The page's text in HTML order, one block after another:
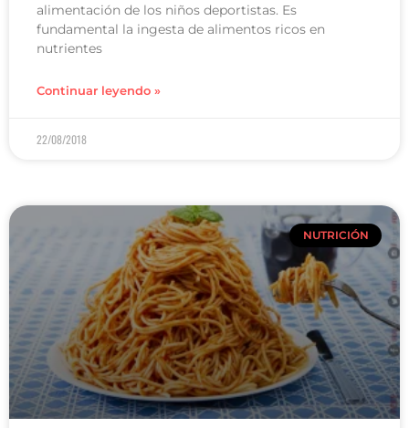
alimentación de los niños deportistas. Es
fundamental la ingesta de alimentos ricos en
nutrientes
Continuar leyendo »
22/08/2018
NUTRICIÓN